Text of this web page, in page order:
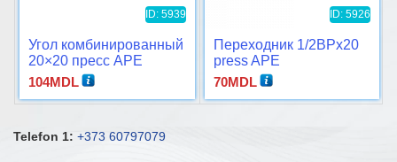
ID: 5939
Угол комбинированный
20×20 пресс APE
104MDL
ID: 5926
Переходник 1/2ВРx20
press APE
70MDL
Telefon 1: +373 60797079